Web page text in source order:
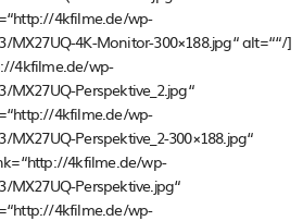
4kfilme.de/wp-
4K-Monitor-300×188.jpg“ alt=““/]
4kfilme.de/wp-
Perspektive_2.jpg“
4kfilme.de/wp-
Perspektive_2-300×188.jpg“
4kfilme.de/wp-
Perspektive.jpg“
4kfilme.de/wp-